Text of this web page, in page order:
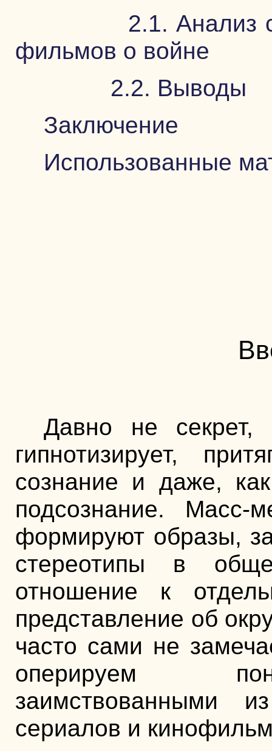
2.1. Анализ
фильмов о войне
2.2. Выводы
Заключение
Использованные
Давно не секрет,
гипнотизирует,
сознание и даже,
подсознание.
формируют образы,
стереотипы в
отношение к
представление об
часто сами не
оперируем
заимствованными
сериалов и